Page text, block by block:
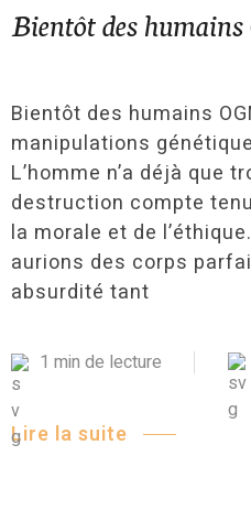
Bientôt des
Bientôt des humains
manipulations
L’homme n’a déjà que
destruction compte
la morale et de
aurions des corps
absurdité tant
1 min de lecture
Lire la suite